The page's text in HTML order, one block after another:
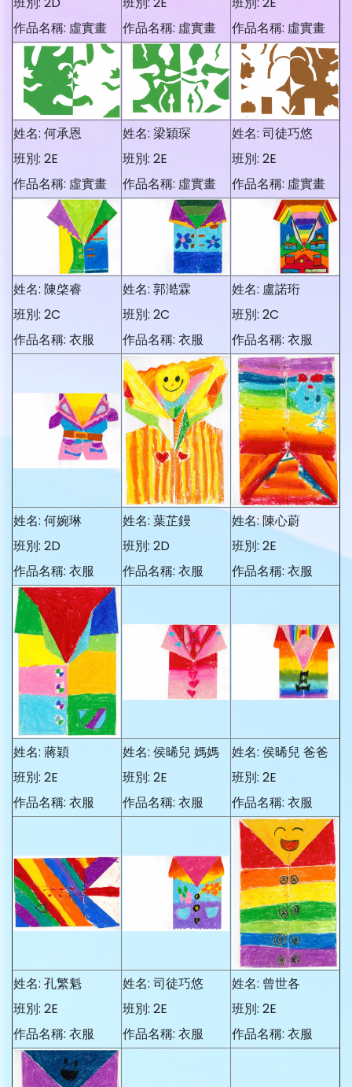
作品名稱: 虛實畫
作品名稱: 虛實畫
作品名稱: 虛實畫
姓名: 何承恩
班別: 2E
作品名稱: 虛實畫
姓名: 梁穎琛
班別: 2E
作品名稱: 虛實畫
姓名: 司徒巧悠
班別: 2E
作品名稱: 虛實畫
姓名: 陳棨睿
班別: 2C
作品名稱: 衣服
姓名: 郭澔霖
班別: 2C
作品名稱: 衣服
姓名: 盧諾珩
班別: 2C
作品名稱: 衣服
姓名: 何婉琳
班別: 2D
作品名稱: 衣服
姓名: 葉芷鏝
班別: 2D
作品名稱: 衣服
姓名: 陳心蔚
班別: 2E
作品名稱: 衣服
姓名: 蔣穎
班別: 2E
作品名稱: 衣服
姓名: 侯晞兒 媽媽
班別: 2E
作品名稱: 衣服
姓名: 侯晞兒 爸爸
班別: 2E
作品名稱: 衣服
姓名: 孔繁魁
班別: 2E
作品名稱: 衣服
姓名: 司徒巧悠
班別: 2E
作品名稱: 衣服
姓名: 曾世各
班別: 2E
作品名稱: 衣服